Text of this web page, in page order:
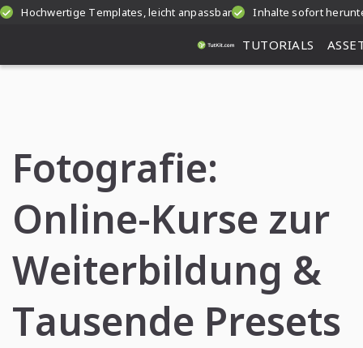
Hochwertige Templates, leicht anpassbar Inhalte sofort
TUTORIALS
Fotografie:
Online-Kurse zur
Weiterbildung &
Tausende Presets